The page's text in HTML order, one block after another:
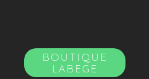
BOUTIQUE
LABEGE